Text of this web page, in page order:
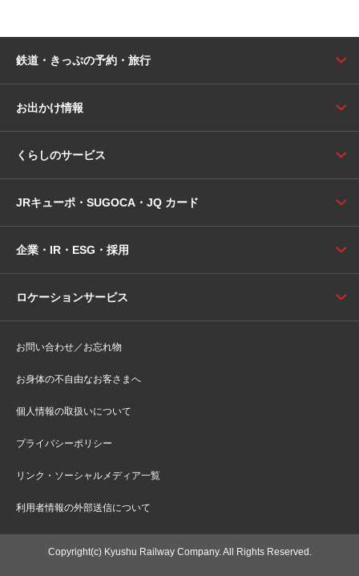
鉄道・きっぷの予約・旅行
お出かけ情報
くらしのサービス
JRキューポ・SUGOCA・JQ カード
企業・IR・ESG・採用
ロケーションサービス
お問い合わせ／お忘れ物
お身体の不自由なお客さまへ
個人情報の取扱いについて
プライバシーポリシー
リンク・ソーシャルメディア一覧
利用者情報の外部送信について
Copyright(c) Kyushu Railway Company. All Rights Reserved.